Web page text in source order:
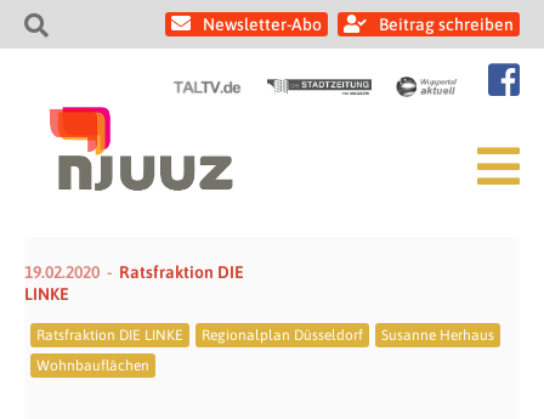
Newsletter-Abo Beitrag schreiben
19.02.2020
Ratsfraktion DIE
LINKE
Ratsfraktion DIE LINKE Regionalplan Düsseldorf
Susanne Herhaus
Wohnbauflächen